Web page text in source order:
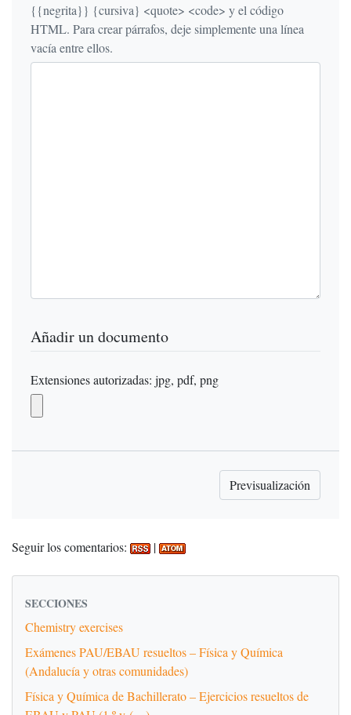
{{negrita}} {cursiva} <quote> <code> y el código
HTML. Para crear párrafos, deje simplemente una línea
vacía entre ellos.
Añadir un documento
Extensiones autorizadas: jpg, pdf, png
Seguir los comentarios: |
SECCIONES
Chemistry exercises
Exámenes PAU/EBAU resueltos – Física y Química
(Andalucía y otras comunidades)
Física y Química de Bachillerato – Ejercicios resueltos de